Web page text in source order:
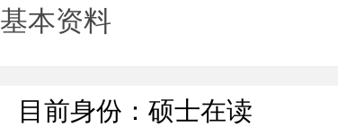
基本资料
目前身份：硕士在读